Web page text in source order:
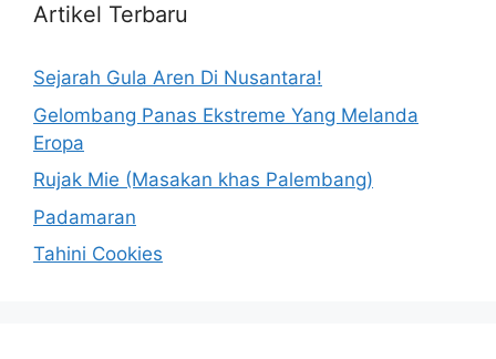
Artikel Terbaru
Sejarah Gula Aren Di Nusantara!
Gelombang Panas Ekstreme Yang Melanda
Eropa
Rujak Mie (Masakan khas Palembang)
Padamaran
Tahini Cookies